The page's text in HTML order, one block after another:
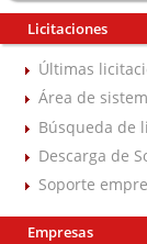
Licitaciones
Últimas
Área de
Búsqueda de
Descarga de
Soporte
Empresas